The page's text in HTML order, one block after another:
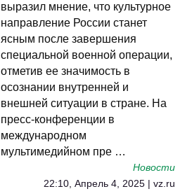
выразил мнение, что культурное
направление России станет
ясным после завершения
специальной военной операции,
отметив ее значимость в
осознании внутренней и
внешней ситуации в стране. На
пресс-конференции в
международном
мультимедийном пре …
Новости
22:10, Апрель 4, 2025 | vz.ru